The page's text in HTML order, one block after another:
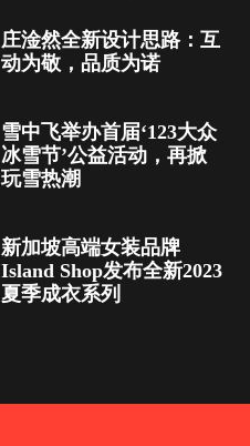
庄淦然全新设计思路：互
动为敬，品质为诺
雪中飞举办首届‘123大众
冰雪节’公益活动，再掀
玩雪热潮
新加坡高端女装品牌
Island Shop发布全新2023
夏季成衣系列